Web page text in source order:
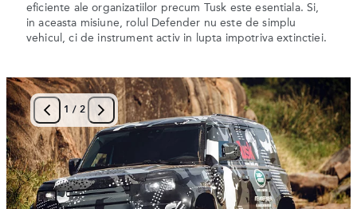
eficiente ale organizatiilor precum Tusk este esentiala. Si,
in aceasta misiune, rolul Defender nu este de simplu
vehicul, ci de instrument activ in lupta impotriva extinctiei.
1 / 2